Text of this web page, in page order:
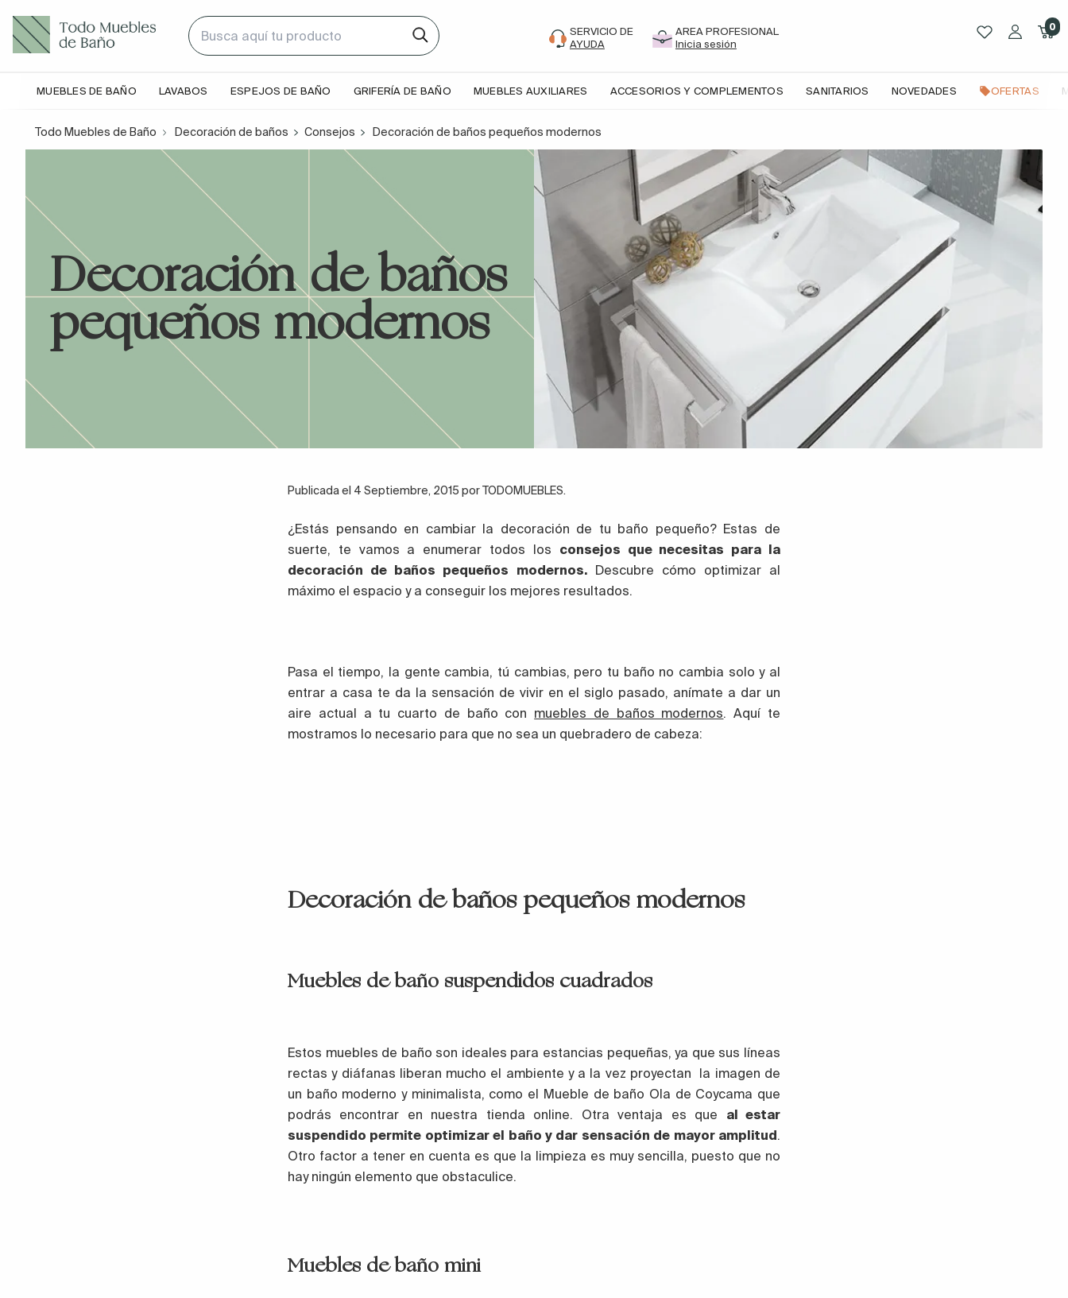
SERVICIO DE
AYUDA
AREA PROFESIONAL
Inicia sesión
0
MUEBLES DE BAÑO LAVABOS ESPEJOS DE BAÑO GRIFERÍA DE BAÑO MUEBLES AUXILIARES ACCESORIOS Y COMPLEMENTOS SANITARIOS NOVEDADES OFERTAS
Todo Muebles de Baño Decoración de baños Consejos Decoración de baños pequeños modernos
Decoración de baños
pequeños modernos
Publicada el 4 Septiembre, 2015 por TODOMUEBLES.
¿Estás pensando en cambiar la decoración de tu baño pequeño? Estas de
suerte, te vamos a enumerar todos los consejos que necesitas para la
decoración de baños pequeños modernos.Descubre cómo optimizar al
máximo el espacio y a conseguir los mejores resultados.
Pasa el tiempo, la gente cambia, tú cambias, pero tu baño no cambia solo y al
entrar a casa te da la sensación de vivir en el siglo pasado, anímate a dar un
aire actual a tu cuarto de baño con muebles de baños modernos. Aquí te
mostramos lo necesario para que no sea un quebradero de cabeza:
Decoración de baños pequeños modernos
Muebles de baño suspendidos cuadrados
Estos muebles de baño son ideales para estancias pequeñas, ya que sus líneas
rectas y diáfanas liberan mucho el ambiente y a la vez proyectan la imagen de
un baño moderno y minimalista, como el Mueble de baño Ola de Coycama que
podrás encontrar en nuestra tienda online. Otra ventaja es que al estar
suspendido permite optimizar el baño y dar sensación de mayor amplitud .
Otro factor a tener en cuenta es que la limpieza es muy sencilla, puesto que no
hay ningún elemento que obstaculice.
Muebles de baño mini